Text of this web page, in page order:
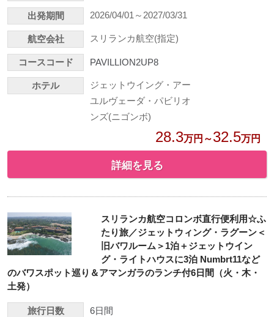
出発期間 2026/04/01～2027/03/31
航空会社 スリランカ航空(指定)
コースコード PAVILLION2UP8
ホテル
ジェットウイング・アー
ユルヴェーダ・パビリオ
ンズ(ニゴンボ)
28.3万円～32.5万円
詳細を見る
スリランカ航空コロンボ直行便利用☆ふ
たり旅／ジェットウィング・ラグーン＜
旧バワルーム＞1泊＋ジェットウイン
グ・ライトハウスに3泊 Numbrt11など
のバワスポット巡り＆アマンガラのランチ付6日間（火・木・
土発）
旅行日数 6日間